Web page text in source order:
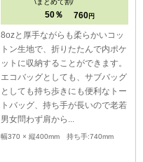
\まとめて割/
50％ 760円
8ozと厚手ながらも柔らかいコッ
トン生地で、折りたたんで内ポケ
ットに収納することができます。
エコバッグとしても、サブバッグ
としても持ち歩きにも便利なトー
トバッグ、持ち手が長いので老若
男女問わず肩から...
幅370 × 縦400mm 持ち手:740mm